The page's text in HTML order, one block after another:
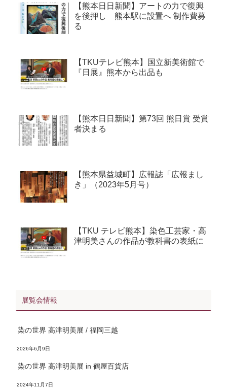
【熊本日日新聞】アートの力で復興
を後押し 熊本駅に設置へ 制作費募
る
【TKUテレビ熊本】国立新美術館で
『日展』熊本から出品も
【熊本日日新聞】第73回 熊日賞 受賞
者決まる
【熊本県益城町】広報誌「広報まし
き」（2023年5月号）
【TKU テレビ熊本】染色工芸家・高
津明美さんの作品が教科書の表紙に
展覧会情報
染の世界 高津明美展 / 福岡三越
2026年6月9日
染の世界 高津明美展 in 鶴屋百貨店
2024年11月7日